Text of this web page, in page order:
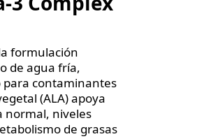
formulación
de agua fría,
contaminantes
(ALA) apoya
normal, niveles
de grasas